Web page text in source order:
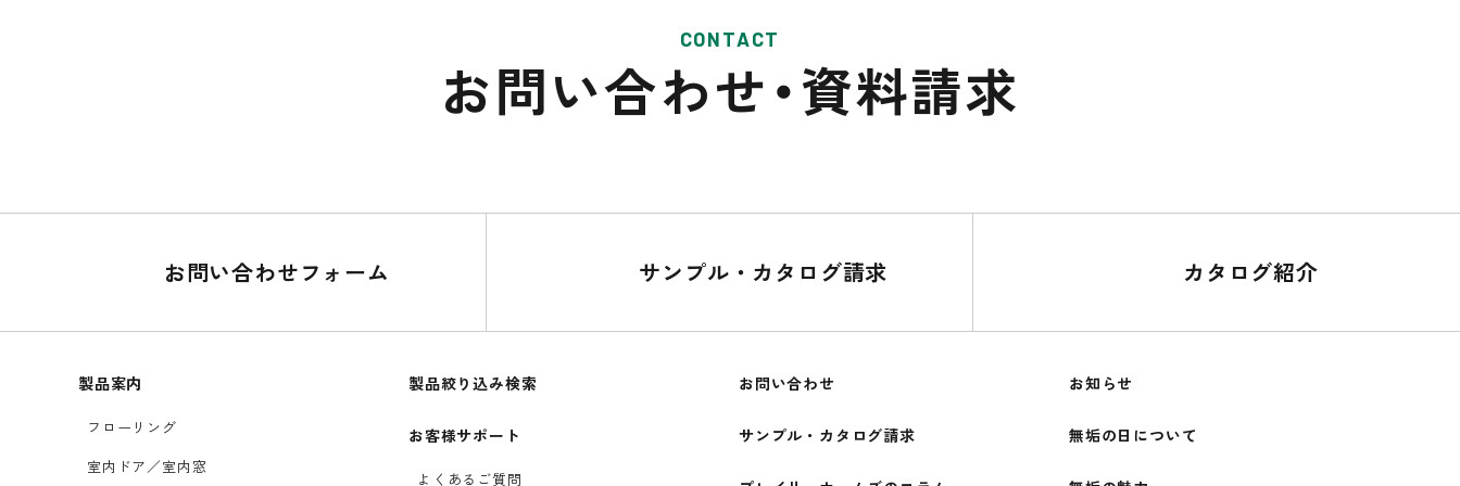
CONTACT
お問い合わせ・資料請求
お問い合わせフォーム サンプル・カタログ請求 カタログ紹介
製品案内
フローリング
室内ドア／室内窓
製品絞り込み検索
お客様サポート
よくあるご質問
お問い合わせ
サンプル・カタログ請求
お知らせ
無垢の日について